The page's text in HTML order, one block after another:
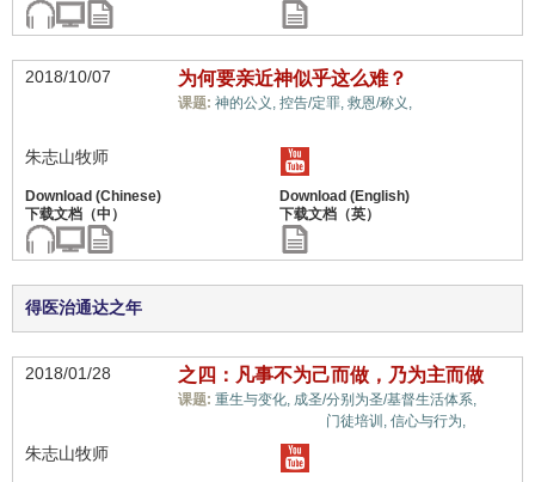
2018/10/07 为何要亲近神似乎这么难？
课题: 神的公义, 控告/定罪, 救恩/称义,
朱志山牧师
得医治通达之年
2018/01/28 之四：凡事不为己而做，乃为主而做
课题: 重生与变化, 成圣/分别为圣/基督生活体系,
门徒培训, 信心与行为,
朱志山牧师